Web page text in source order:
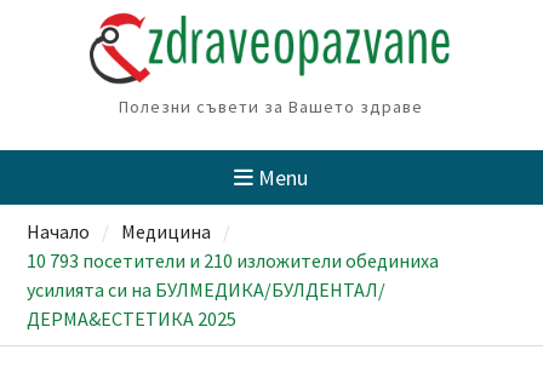
Полезни съвети за Вашето здраве
Menu
Начало
Медицина
10 793 посетители и 210 изложители обединиха
усилията си на БУЛМЕДИКА/БУЛДЕНТАЛ/
ДЕРМА&ЕСТЕТИКА 2025